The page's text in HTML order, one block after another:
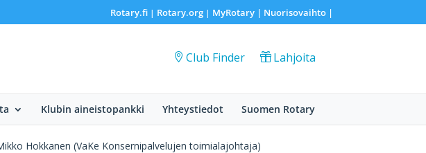
Rotary.fi| Rotary.org| MyRotary | Nuorisovaihto|
Club Finder Lahjoita
Klubin aineistopankki Yhteystiedot Suomen Rotary
Hokkanen (VaKe Konsernipalvelujen toimialajohtaja)